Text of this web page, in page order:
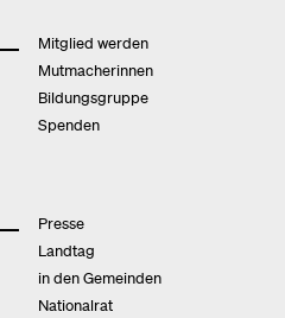
Mitglied werden
Mutmacherinnen
Bildungsgruppe
Spenden
Presse
Landtag
in den Gemeinden
Nationalrat